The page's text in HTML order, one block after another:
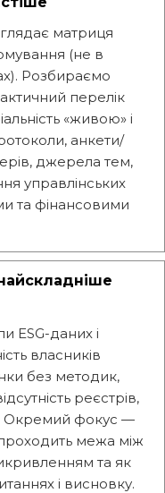
матриця
(не в
Розбираємо
перелік
«живою» і
анкети/
джерела тем,
управлінських
та фінансовими
ESG-даних і
власників
без методик,
реєстрів,
Окремий фокус —
проходить межа між
та як
і висновку.